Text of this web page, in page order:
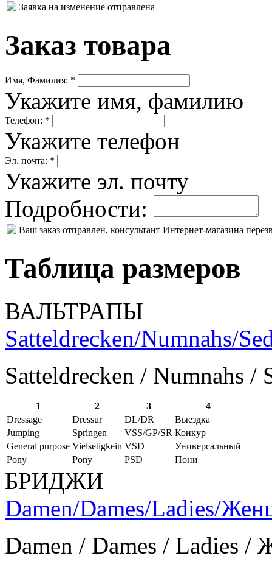
Заявка на изменение отправлена
Заказ товара
Имя, Фамилия: *
Укажите имя, фамилию
Телефон: *
Укажите телефон
Эл. почта: *
Укажите эл. почту
Подробности:
Ваш заказ отправлен, консультант Интернет-магазина
Таблица размеров
ВАЛЬТРАПЫ
Satteldrecken/Numnahs/
Satteldrecken / Numnahs /
1 2 3
4
Dressage
Dressur DL/DR
Выездка
Jumping
Springen VSS/GP/SR Конкур
General purpose Vielsetigkein VSD
Универсальный
Pony
Pony PSD Пони
БРИДЖИ
Damen/Dames/Ladies/
Damen / Dames / Ladies